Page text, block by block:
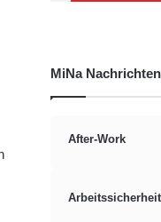
MiNa
After-Work
Arbeitssicherheit